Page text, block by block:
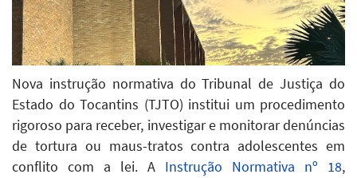
Nova instrução normativa do Tribunal de Justiça do
Estado do Tocantins (TJTO) institui um procedimento
rigoroso para receber, investigar e monitorar denúncias
de tortura ou maus-tratos contra adolescentes em
conflito com a lei. A Instrução Normativa nº 18,